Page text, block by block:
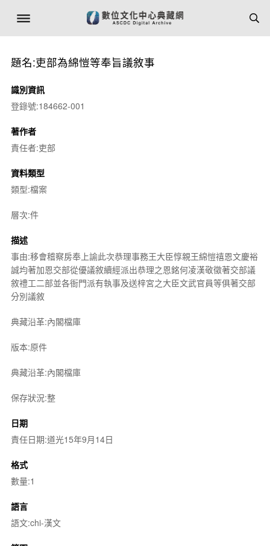
題名:吏部為綿愷等奉旨議敘事
識別資訊
登錄號:184662-001
著作者
責任者:吏部
資料類型
類型:檔案
層次:件
描述
事由:移會稽察房奉上諭此次恭理事務王大臣惇親王綿愷禧恩文慶裕
誠均著加恩交部從優議敘續經派出恭理之恩銘何凌漢敬徵著交部議
敘禮工二部並各衙門派有執事及送梓宮之大臣文武官員等俱著交部
分別議敘
典藏沿革:內閣檔庫
版本:原件
典藏沿革:內閣檔庫
保存狀況:整
日期
責任日期:道光15年9月14日
格式
數量:1
語言
語文:chi-漢文